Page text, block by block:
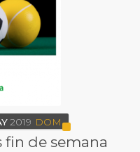
2019 DOM
de semana